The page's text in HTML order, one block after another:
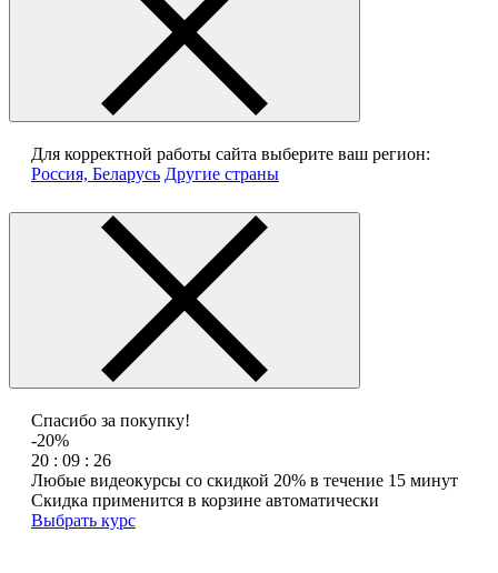
Для корректной работы сайта выберите ваш регион:
Россия, Беларусь Другие страны
Спасибо за покупку!
-20%
20 : 09 : 26
Любые видеокурсы со скидкой 20% в течение 15 минут
Скидка применится в корзине автоматически
Выбрать курс